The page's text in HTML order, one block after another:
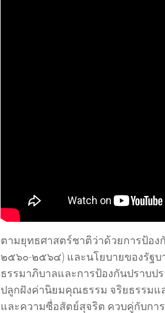
ตามยุทธศาสตร์ชาติว่าด้วยการป้อง
๒๕๖๐-๒๕๖๔) และนโยบายของรัฐบ
ธรรมาภิบาลและการป้องกันปราบ
ปลูกฝังค่านิยมคุณธรรม จริยธรรมแ
และความซื่อสัตย์สุจริต ควบคู่กับกา